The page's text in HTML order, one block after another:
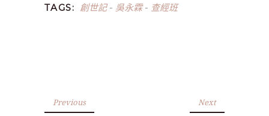
TAGS: 創世記- 吳永霖- 查經班
Previous Next